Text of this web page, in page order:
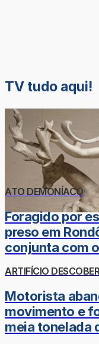
TV tudo aqui!
ATO DEMONÍACO
Foragido por
preso em
conjunta com
ARTIFÍCIO
Motorista
movimento e
meia tonelada